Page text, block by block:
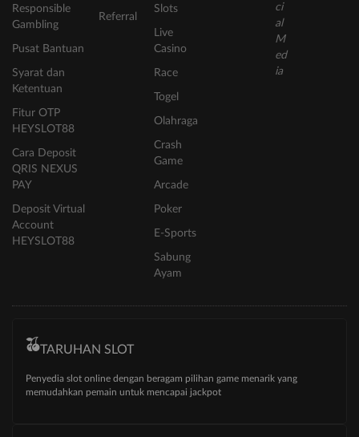
Responsible
Gambling
Pusat Bantuan
Syarat dan
Ketentuan
Fitur OTP
HEYSLOT88
Cara Deposit
QRIS NEXUS
PAY
Deposit Virtual
Account
HEYSLOT88
Referral
Slots
Live
Casino
Race
Togel
Olahraga
Crash
Game
Arcade
Poker
E-Sports
Sabung
Ayam
TARUHAN SLOT
Penyedia slot online dengan beragam pilihan game menarik yang
memudahkan pemain untuk mencapai jackpot